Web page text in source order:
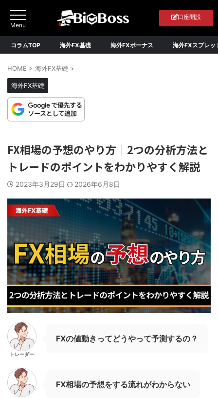
口座開設
コラムTOP 海外FX基礎 海外FXボーナス 海外FXスプレッ
HOME > 海外FX基礎 >
海外FX基礎
FX相場の予想のやり方｜2つの分析方法と
トレードのポイントをわかりやすく解説
2023年3月29日 2026年6月8日
トレーダー
FXの値動きってどうやって予測するの？
FX相場の予想をする流れがわからない